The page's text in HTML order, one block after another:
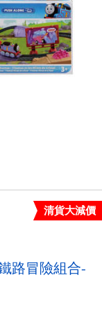
清貨大減價
路冒險組合-